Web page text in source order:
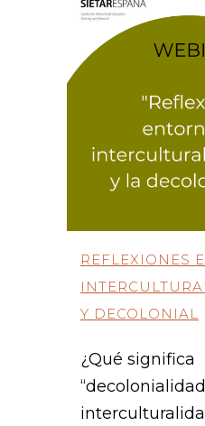
REFLEXIONES
Y DECOLONIAL
¿Qué significa